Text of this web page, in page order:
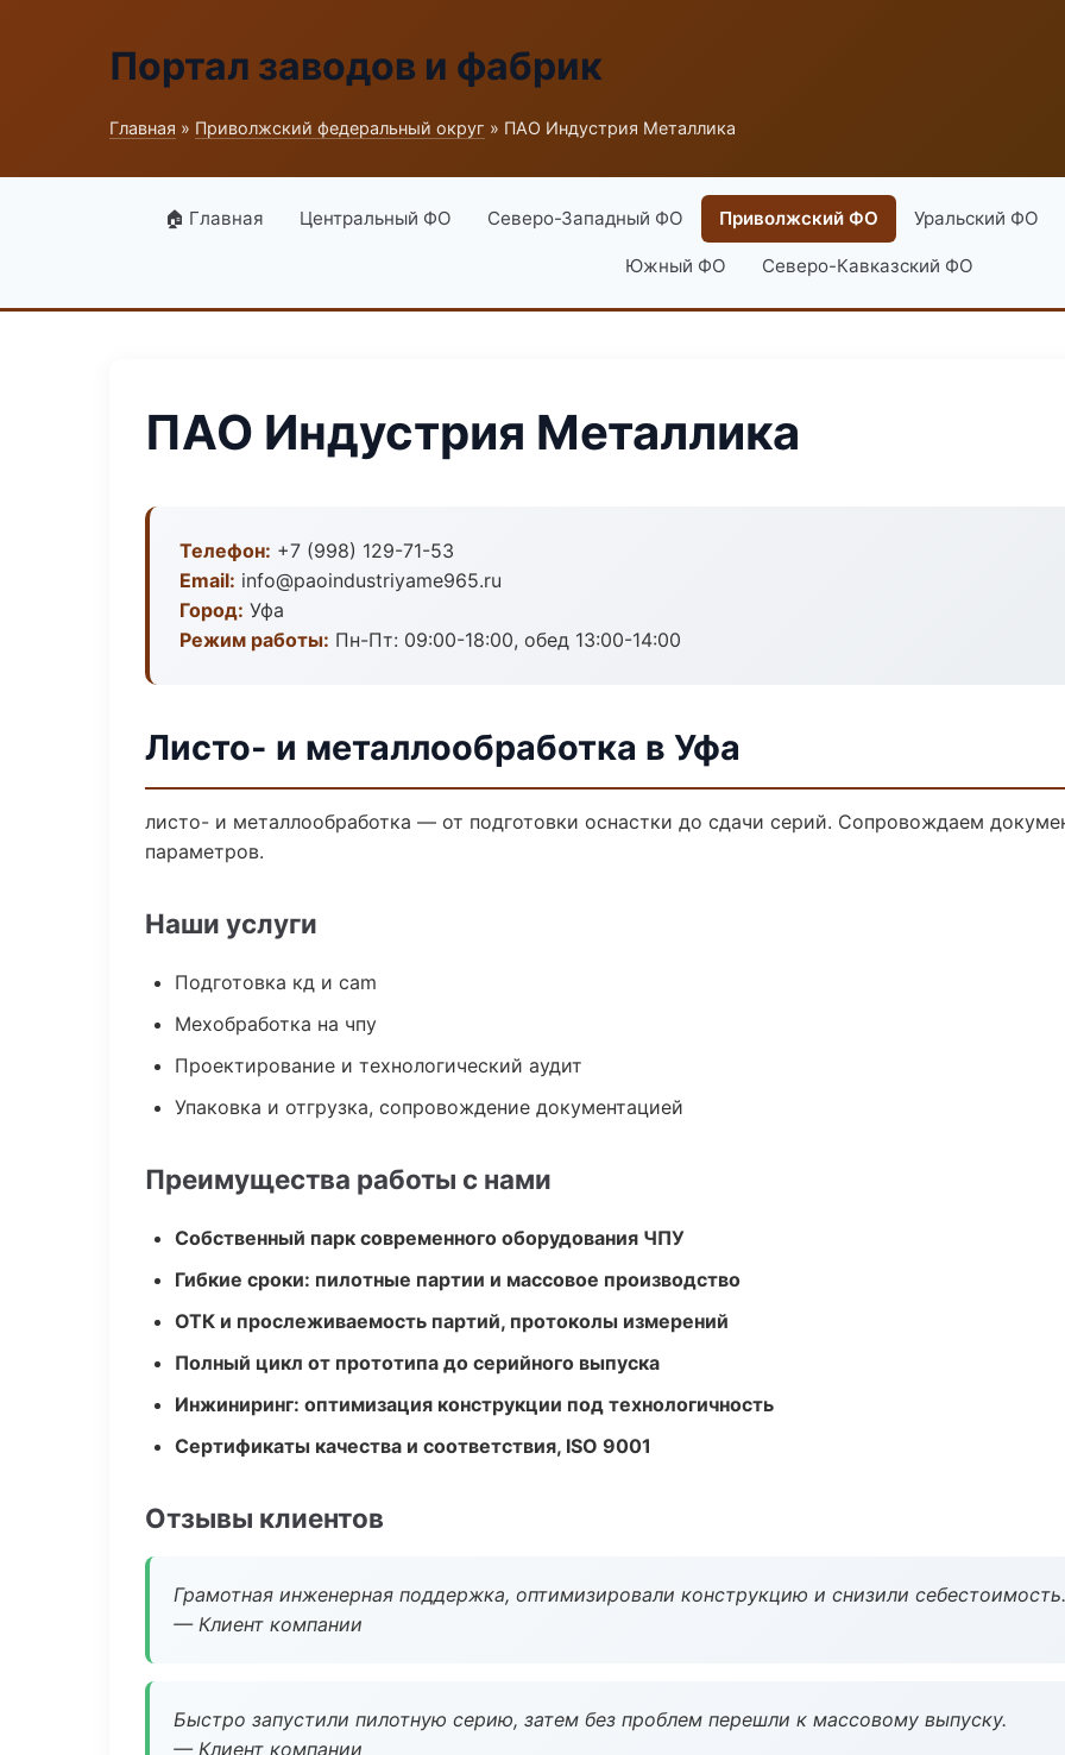
Портал заводов и фабрик
Главная » Приволжский федеральный округ » ПАО Индустрия Металлика
🏠 Главная Центральный ФО Северо-Западный ФО Приволжский ФО Уральский ФО
Южный ФО Северо-Кавказский ФО
ПАО Индустрия Металлика
Телефон: +7 (998) 129-71-53
Email: info@paoindustriyame965.ru
Город: Уфа
Режим работы: Пн-Пт: 09:00-18:00, обед 13:00-14:00
Листо- и металлообработка в Уфа
листо- и металлообработка — от подготовки оснастки до сдачи серий. Сопровождаем
параметров.
Наши услуги
Подготовка кд и cam
Мехобработка на чпу
Проектирование и технологический аудит
Упаковка и отгрузка, сопровождение документацией
Преимущества работы с нами
Собственный парк современного оборудования ЧПУ
Гибкие сроки: пилотные партии и массовое производство
ОТК и прослеживаемость партий, протоколы измерений
Полный цикл от прототипа до серийного выпуска
Инжиниринг: оптимизация конструкции под технологичность
Сертификаты качества и соответствия, ISO 9001
Отзывы клиентов
Грамотная инженерная поддержка, оптимизировали конструкцию и снизили себестоимость.
— Клиент компании
Быстро запустили пилотную серию, затем без проблем перешли к массовому выпуску.
— Клиент компании